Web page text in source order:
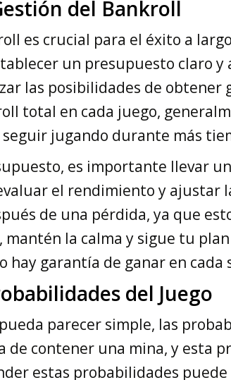
del Bankroll
es crucial para el éxito a
un presupuesto claro
las posibilidades de
total en cada juego,
jugando durante más
es importante llevar
el rendimiento y ajustar
de una pérdida, ya que
mantén la calma y sigue tu
hay garantía de ganar en cada
del Juego
parecer simple, las
contener una mina, y esta
estas probabilidades